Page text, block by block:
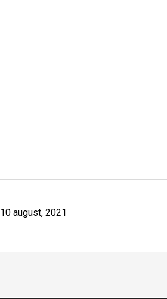
10 august, 2021